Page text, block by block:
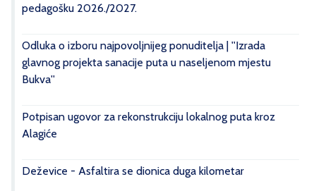
pedagošku 2026./2027.
Odluka o izboru najpovoljnijeg ponuditelja | ''Izrada
glavnog projekta sanacije puta u naseljenom mjestu
Bukva''
Potpisan ugovor za rekonstrukciju lokalnog puta kroz
Alagiće
Deževice - Asfaltira se dionica duga kilometar